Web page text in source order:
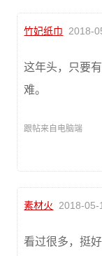
竹妃纸巾 2018-
这年头，只要
难。
跟帖来自电脑端
素材火 2018-05-
看过很多，挺